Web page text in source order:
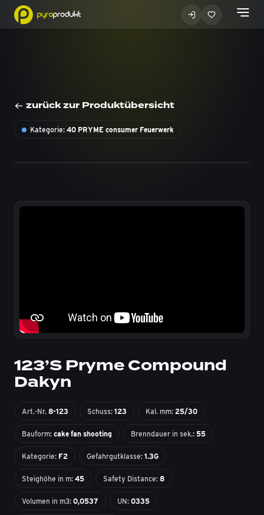
zurück zur Produktübersicht
Kategorie: 40 PRYME consumer Feuerwerk
123’S Pryme Compound
Dakyn
Art.-Nr. 8-123 Schuss: 123 Kal. mm: 25/30
Bauform: cake fan shooting Brenndauer in sek.: 55
Kategorie: F2 Gefahrgutklasse: 1.3G
Steighöhe in m: 45 Safety Distance: 8
Volumen in m3: 0,0537 UN: 0335